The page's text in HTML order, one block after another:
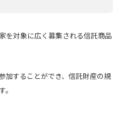
を対象に広く募集される信託商品
加することができ、信託財産の規